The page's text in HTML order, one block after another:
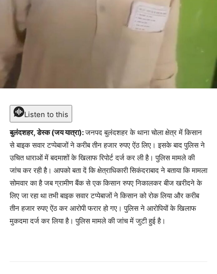
Listen to this
बुलंदशहर, डेस्क (जय यात्रा):जनपद बुलंदशहर के थाना चोला क्षेत्र में किसान
से बाइक सवार टप्पेबाजों ने करीब तीन हजार रुपए ऐंठ लिए। इसके बाद पुलिस ने
उचित धाराओं में बदमाशों के खिलाफ रिपोर्ट दर्ज कर ली है। पुलिस मामले की
जांच कर रही है। आपको बता दें कि क्षेत्राधिकारी सिकंदराबाद ने बताया कि मामला
सोमवार का है जब ग्रामीण बैंक से एक किसान रुपए निकालकर बीज खरीदने के
लिए जा रहा था तभी बाइक सवार टप्पेबाजों ने किसान को रोक लिया और करीब
तीन हजार रुपए ऐंठ कर आरोपी फरार हो गए। पुलिस ने आरोपियों के खिलाफ
मुकदमा दर्ज कर लिया है। पुलिस मामले की जांच में जुटी हुई है।